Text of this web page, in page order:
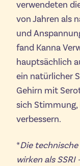
verwendeten
von Jahren als
und
fand Kanna
hauptsächlich
ein natürlicher
Gehirn mit
sich
verbessern.
*Die
wirken als